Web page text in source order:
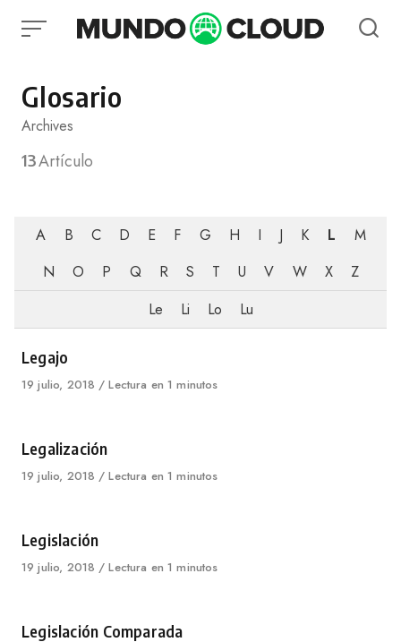
Glosario
Archives
13Artículo
A B C D E F G H I J K L
M
N
O P Q R S T U V W X
Z
Le
Li Lo Lu
Category
Legajo
Published
19 julio, 2018 Lectura en 1 minutos
Category
Legalización
Published
19 julio, 2018 Lectura en 1 minutos
Category
Legislación
Published
19 julio, 2018 Lectura en 1 minutos
Category
Legislación Comparada